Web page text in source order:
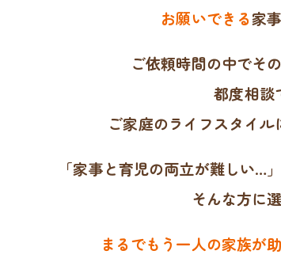
お願いできる家
ご依頼時間の中でそ
都度相談
ご家庭のライフスタイル
「家事と育児の両立が難しい…
そんな方に
まるでもう一人の家族が